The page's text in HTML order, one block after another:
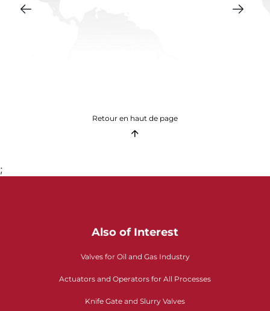
Retour en haut de page
;
Also of Interest
Valves for Oil and Gas Industry
Actuators and Operators for All Processes
Knife Gate and Slurry Valves